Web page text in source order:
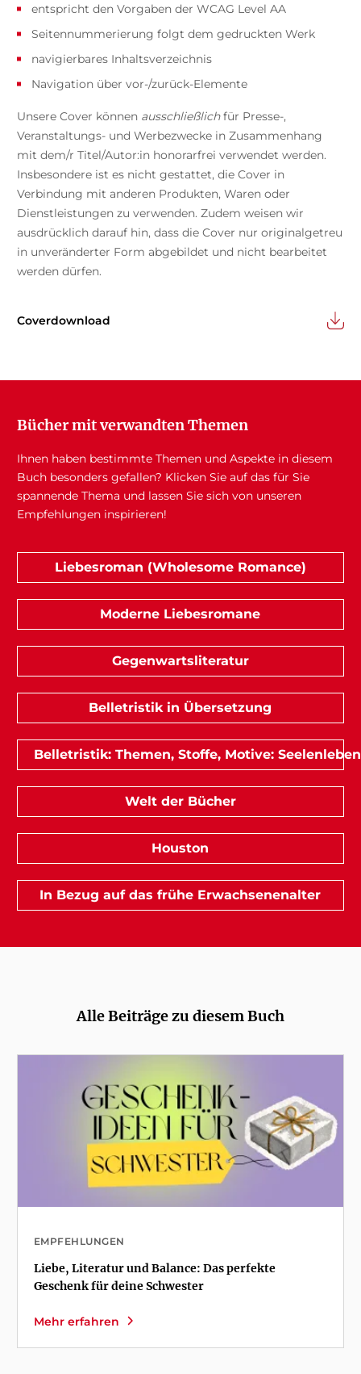
entspricht den Vorgaben der WCAG Level AA
Seitennummerierung folgt dem gedruckten Werk
navigierbares Inhaltsverzeichnis
Navigation über vor-/zurück-Elemente
Unsere Cover können ausschließlichfür Presse-,
Veranstaltungs- und Werbezwecke in Zusammenhang
mit dem/r Titel/Autor:in honorarfrei verwendet werden.
Insbesondere ist es nicht gestattet, die Cover in
Verbindung mit anderen Produkten, Waren oder
Dienstleistungen zu verwenden. Zudem weisen wir
ausdrücklich darauf hin, dass die Cover nur originalgetreu
in unveränderter Form abgebildet und nicht bearbeitet
werden dürfen.
Coverdownload
Bücher mit verwandten Themen
Ihnen haben bestimmte Themen und Aspekte in diesem
Buch besonders gefallen? Klicken Sie auf das für Sie
spannende Thema und lassen Sie sich von unseren
Empfehlungen inspirieren!
Liebesroman (Wholesome Romance)
Moderne Liebesromane
Gegenwartsliteratur
Belletristik in Übersetzung
Belletristik: Themen, Stoffe, Motive: Seelenleben
Welt der Bücher
Houston
In Bezug auf das frühe Erwachsenenalter
Alle Beiträge zu diesem Buch
EMPFEHLUNGEN
Liebe, Literatur und Balance: Das perfekte
Geschenk für deine Schwester
Mehr erfahren